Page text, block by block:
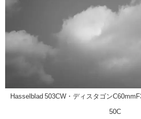
Hasselblad 503CW・ディスタゴン
50C